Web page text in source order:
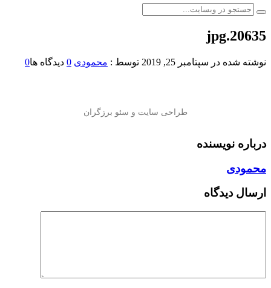
20635.jpg
نوشته شده در سپتامبر 25, 2019 توسط : محمودی 0 دیدگاه ها0
درباره نویسنده
محمودی
ارسال دیدگاه